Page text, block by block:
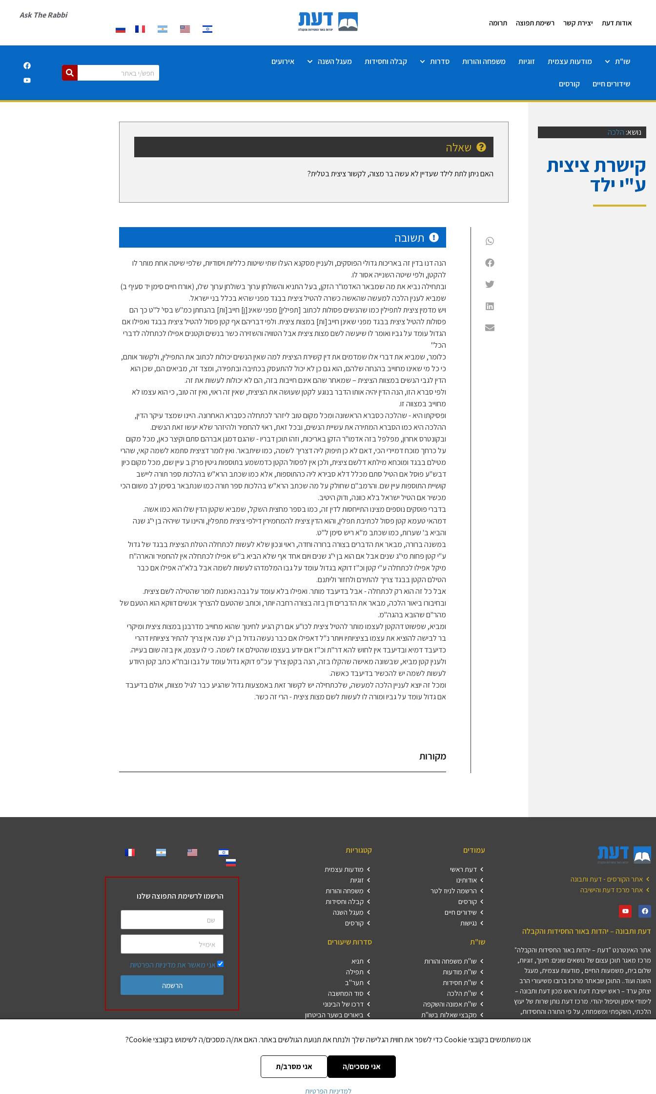
אודות דעת יצירת קשר רשימת תפוצה תרומה
Ask The Rabbi
שו"ת מודעות עצמית זוגיות משפחה והורות סדרות קבלה וחסידות מעגל השנה אירועים
שידורים חיים קורסים
נושא: הלכה
קישרת ציצית
ע"י ילד
שאלה
האם ניתן לתת לילד שעדיין לא עשה בר מצוה, לקשור ציצית בטלית?
תשובה
הנה דנו בדין זה באריכות גדולי הפוסקים, ולעניין מסקנא העלו שתי שיטות כלליות ויסודיות, שלפי שיטה אחת מותר לו
להקטן, ולפי שיטה השנייה אסור לו.
ובתחילה נביא את מה שמבאר האדמו"ר הזקן, בעל התניא והשולחן ערוך בשולחן ערוך שלו, (אורח חיים סימן יד סעיף ב)
שמביא לענין הלכה למעשה שהאשה כשרה להטיל ציצית בבגד מפני שהיא בכלל בני ישראל.
ויש מדמין ציצית לתפילין כמו שהנשים פסולות לכתוב [תפילין] מפני שאינ[ן] חייב[ות] בהנחתן כמ"ש בסי' ל"ט כך הם
פסולות להטיל ציצית בבגד מפני שאינן חייב[ות] במצות ציצית. ולפי דבריהם אף קטן פסול להטיל ציצית בבגד ואפילו אם
הגדול עומד על גביו ואומר לו שיעשה לשם מצות ציצית אבל הטוויה והשזירה כשר בנשים וקטנים אפילו לכתחלה לדברי
הכל"
כלומר, שמביא את דברי אלו שמדמים את דין קשירת הציצית למה שאין הנשים יכולות לכתוב את התפילין, ולקשור אותם,
כי כל מי שאינו מחוייב בהנחה שלהם, הוא גם כן לא יכול להתעסק בכתיבה ובתפירה, ומצד זה, מביאים הם, שכן הוא
הדין לגבי הנשים במצוות הציצית – שמאחר שהם אינם חייבות בזה, הם לא יכולות לעשות את זה.
ולפי סברא הזו, הנה הדין יהיה אותו הדבר בנוגע לקטן שעושה את הציצית, שאין זה ראוי, ואין זה טוב, כי הוא עצמו לא
מחוייב במצווה זו.
ופסיקתו היא - שהלכה כסברא הראשונה ומכל מקום טוב ליזהר לכתחלה כסברא האחרונה. היינו שמצד עיקר הדין,
ההלכה היא כמו הסברא המתירה את עשיית הנשים, ובכל זאת, ראוי להחמיר ולהיזהר שלא יעשו זאת הנשים.
ובקונטרס אחרון, מפלפל בזה אדמו"ר הזקן באריכות, וזהו תוכן דבריו - שהגם דמגן אברהם סתם וקיצר כאן, מכל מקום
על כרחך מוכח דמיירי הכי, דאם לא כן תיפוק ליה דצריך לשמה, כמו שיתבאר. ואין לומר דציצית סתמא לשמה קאי, שהרי
מטילם בבגד ומוכחא מילתא דלשם ציצית, ולכן אין לפסול הקטן כדמשמע בתוספות גיטין פרק ב עיין שם, מכל מקום כיון
דבש"ע פוסל אם הטיל סתם מכלל דלא סבירא ליה כהתוספות, אלא כמו שכתב הרא"ש בהלכות ספר תורה ליישב
קושיית התוספות עיין שם. והרמב"ם שחולק על מה שכתב הרא"ש בהלכות ספר תורה כמו שנתבאר בסימן לב משום הכי
מכשיר אם הטיל ישראל בלא כוונה, ודוק היטיב.
בדברי פוסקים נוספים מצינו התייחסות לדין זה, כמו בספר מחצית השקל, שמביא שקטן הדין שלו הוא כמו אשה.
דמהאי טעמא קטן פסול לכתיבת תפלין, והוא הדין ציצית להמחמירין דילפי ציצית מתפלין, והיינו עד שיהיה בן י"ג שנה
והביא ב' שערות, כמו שכתב מ"א ריש סימן ל"ט.
במשנה ברורה, מבאר את הדברים בצורה ברורה וחדה, ראוי ונכון שלא לעשות לכתחלה הטלת הציצית בבגד של גדול
ע"י קטן פחות מי"ג שנים אבל אם הוא בן י"ג שנים ויום אחד אף שלא הביא ב"ש אפילו לכתחלה אין להחמיר והארה"ח
מיקל אפילו לכתחלה ע"י קטן וכ"ז דוקא בגדול עומד על גבו המלמדהו לעשות לשמה אבל בלא"ה אפילו אם כבר
הטילם הקטן בבגד צריך להתירם ולחזור וליתנם.
אבל כל זה הוא רק לכתחלה - אבל בדיעבד מותר. ואפילו בלא עומד על גבה נאמנת לומר שהטילה לשם ציצית.
ובחיבורו ביאור הלכה, מבאר את הדברים ודן בזה בצורה רחבה יותר, וכותב שהטעם להצריך אנשים דווקא הוא הטעם של
מהר"ם שהובא בהגה"מ.
ומביא, שפשוט דהקטן לעצמו מותר להטיל ציצית לכו"ע אם רק הגיע לחינוך שהוא מחוייב מדרבנן במצות ציצית ומיקרי
בר לבישה להוציא את עצמו בציציותיו ויותר נ"ל דאפילו אם כבר נעשה גדול בן י"ג שנה אין צריך להתיר ציציותיו דהרי
כדיעבד דמיא ובדיעבד אין לחוש להא דר"ת וכ"ז אם יודע בעצמו שהטילם אז לשמה. כי לו עצמו, אין בזה שום בעייה.
ולענין קטן מביא, שבשונה מאישה שהקלו בזה, הנה בקטן צריך עכ"פ דוקא גדול עומד על גבו ובח"א כתב קטן היודע
לעשות לשמה יש להכשיר בדיעבד כאשה.
ומכל זה יוצא לעניין הלכה למעשה, שלכתחילה יש לקשור זאת באמצעות גדול שהגיע כבר לגיל מצוות, אולם בדיעבד
אם גדול עומד על גביו ומורה לו לעשות לשם מצות ציצית - הרי זה כשר.
מקורות
אתר הקורסים - דעת ותבונה
אתר מרכז דעת והישיבה
דעת ותבונה – יהדות באור החסידות והקבלה
אתר האינטרנט "דעת – יהדות באור החסידות והקבלה"
מרכז מאגר תוכן עצום של נושאים שונים: חינוך, זוגיות,
שלום בית, משמעות החיים , מודעות עצמית, מעגל
השנה ועוד.. התוכן שבאתר מרוכז ברובו משיעורי הרב
יצחק ערד – ראש ישיבת דעת וראש מכון דעת ותבונה –
לימודי אימון וטיפול יהודי. מרכז דעת נותן שרות של יעוץ
הלכתי, השקפתי ומשפחתי, על פי התורה והחסידות,
לרבני ודייני קהילות ולאנשים פרטיים בארץ ובתפוצות.
חלק מהתשובות מתפרסמות באתר זו במדור שאלות
עמודים
דעת ראשי
אודותינו
הרשמה לניוז לטר
קורסים
שידורים חיים
נגישות
שו"ת
שו"ת משפחה והורות
שו"ת מודעות
שו"ת חסידות
שו"ת הלכה
שו"ת אמונה והשקפה
מקבצי שאלות בשו"ת
קטגוריות
מודעות עצמית
זוגיות
משפחה והורות
קבלה וחסידות
מעגל השנה
קורסים
סדרות שיעורים
תניא
תפילה
תער"ב
סוד המחשבה
דרכו של הבינוני
ביאורים בשער הביטחון
הרשמו לרשימת התפוצה שלנו
אני מאשר את מדיניות הפרטיות
הרשמה
אנו משתמשים בקובצי Cookie כדי לשפר את חווית הגלישה שלך ולנתח את תנועת הגולשים באתר. האם את/ה מסכים/ה לשימוש בקובצי Cookie?
אני מסכים/ה אני מסרב/ת
למדיניות הפרטיות